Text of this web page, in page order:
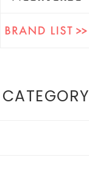
CATEGORY